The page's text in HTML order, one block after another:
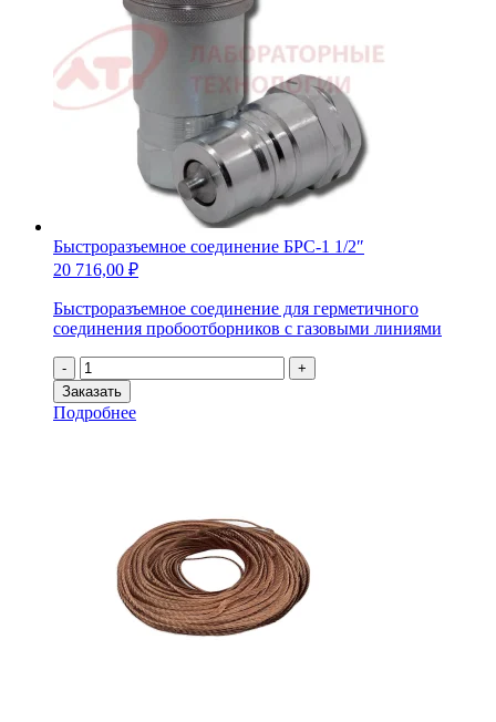
Быстроразъемное соединение БРС-1 1/2″
20 716,00 ₽
Быстроразъемное соединение для герметичного
соединения пробоотборников с газовыми линиями
-
Количество
товара
Быстроразъемное
соединение
+
Заказать
Подробнее